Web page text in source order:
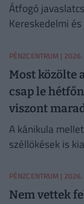
Átfogó
Kereskedelmi
kezelése
PÉNZCENTRUM |
Most közölte
csap le
viszont
A kánikula
széllökések is
PÉNZCENTRUM |
Nem vettek